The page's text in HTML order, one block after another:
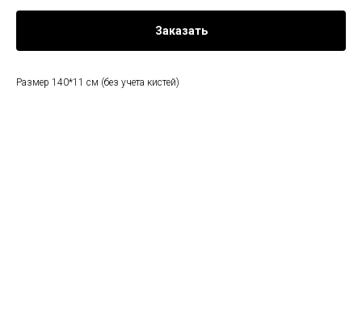
Заказать
Размер 140*11 см (без учета кистей)